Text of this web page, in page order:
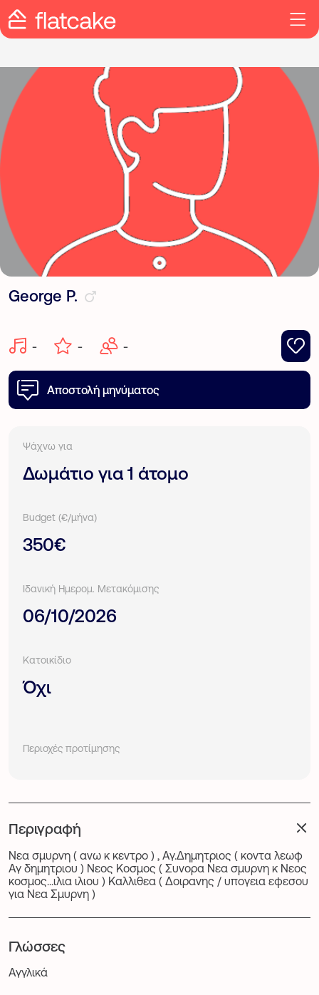
Περιγραφή
Νεα σμυρνη ( ανω κ κεντρο ) , Αγ.Δημητριος ( κοντα λεωφ
Αγ δημητριου ) Νεος Κοσμος ( Συνορα Νεα σμυρνη κ Νεος
κοσμος...ιλια ιλιου ) Καλλιθεα ( Δοιρανης / υπογεια εφεσου
για Νεα Σμυρνη )
Γλώσσες
Αγγλικά
Ψάχνω για
Δωμάτιο για 1 άτομο
Budget (€/μήνα)
350€
Ιδανική Ημερομ. Μετακόμισης
06/10/2026
Κατοικίδιο
Όχι
Περιοχές προτίμησης
George P.
- - -
Αποστολή μηνύματος